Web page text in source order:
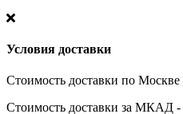
Условия доставки
Стоимость доставки по Москве
Стоимость доставки за МКАД -